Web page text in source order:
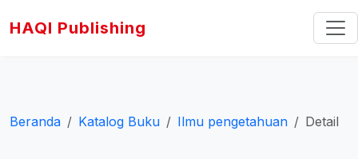
HAQI Publishing
Beranda Katalog Buku Ilmu pengetahuan Detail